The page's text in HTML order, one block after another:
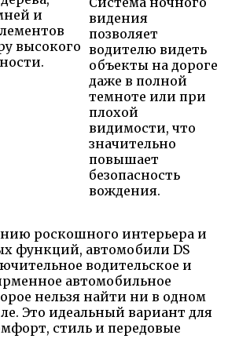
и
высокого
видения
позволяет
водителю видеть
объекты на дороге
даже в полной
темноте или при
плохой
видимости, что
значительно
повышает
безопасность
вождения.
роскошного интерьера и
функций, автомобили DS
водительское и
автомобильное
нельзя найти ни в одном
Это идеальный вариант для
стиль и передовые